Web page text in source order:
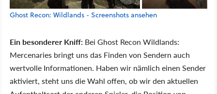
Ghost Recon: Wildlands - Screenshots ansehen
Ein besonderer Kniff: Bei Ghost Recon Wildlands:
Mercenaries bringt uns das Finden von Sendern auch
wertvolle Informationen. Haben wir nämlich einen Sender
aktiviert, steht uns die Wahl offen, ob wir den aktuellen